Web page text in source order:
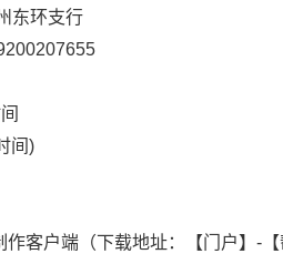
东环支行
间)
作客户端（下载地址：【门户】-